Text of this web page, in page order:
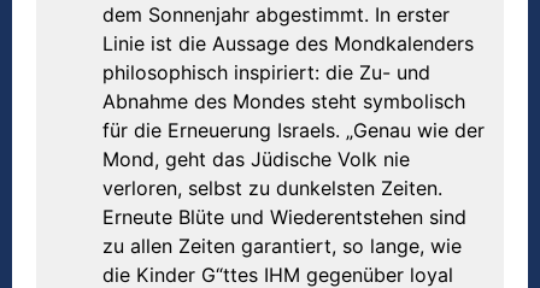
dem Sonnenjahr abgestimmt. In erster
Linie ist die Aussage des Mondkalenders
philosophisch inspiriert: die Zu- und
Abnahme des Mondes steht symbolisch
für die Erneuerung Israels. „Genau wie der
Mond, geht das Jüdische Volk nie
verloren, selbst zu dunkelsten Zeiten.
Erneute Blüte und Wiederentstehen sind
zu allen Zeiten garantiert, so lange, wie
die Kinder G“ttes IHM gegenüber loyal